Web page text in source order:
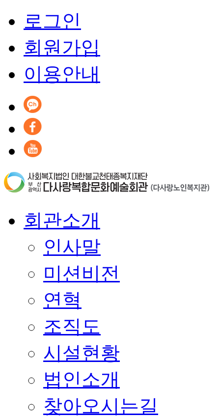
로그인
회원가입
이용안내
회관소개
인사말
미션비전
연혁
조직도
시설현황
법인소개
찾아오시는길